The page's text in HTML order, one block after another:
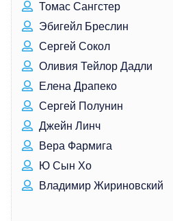
Томас Сангстер
Эбигейл Бреслин
Сергей Сокол
Оливия Тейлор Дадли
Елена Драпеко
Сергей Полунин
Джейн Линч
Вера Фармига
Ю Сын Хо
Владимир Жириновский